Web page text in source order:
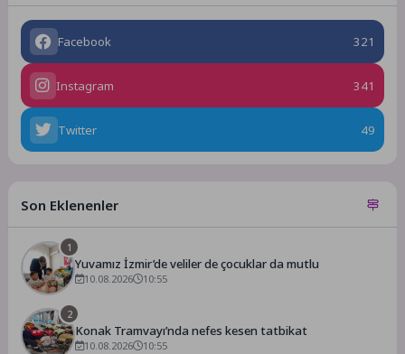
Facebook 321
Instagram 341
Twitter 49
Son Eklenenler
1
Yuvamız İzmir’de veliler de çocuklar da mutlu
10.08.2026 10:55
2
Konak Tramvayı’nda nefes kesen tatbikat
10.08.2026 10:55